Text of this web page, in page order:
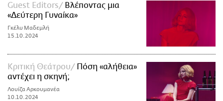
Guest Editors
Βλέποντας μια
«Δεύτερη Γυναίκα»
Γκέλυ Μαδεμλή
15.10.2024
Κριτική Θεάτρου
Πόση «αλήθεια»
αντέχει η σκηνή;
Λουίζα Αρκουμανέα
10.10.2024